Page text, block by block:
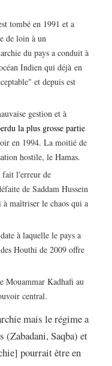
tombé en 1991 et a
de loin à un
du pays a conduit à
Indien qui déjà en
et depuis est
gestion et à
la plus grosse partie
en 1994. La moitié de
hostile, le Hamas.
fait l'erreur de
de Saddam Hussein
à maîtriser le chaos qui a
à laquelle le pays a
Houthi de 2009 offre
Mouammar Kadhafi au
central.
mais le régime a
Saqba) et
pourrait être en